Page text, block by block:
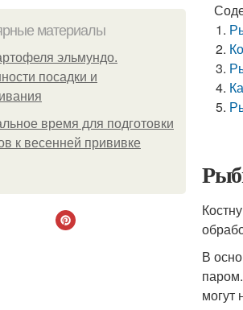
материалы
эльмундо.
посадки и
время для подготовки
к весенней прививке
В
могут